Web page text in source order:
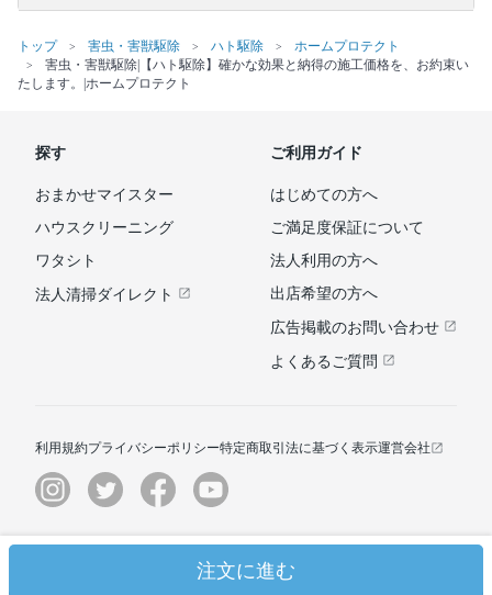
トップ 害虫・害獣駆除 ハト駆除
ホームプロテクト
害虫・害獣駆除|【ハト駆除】確かな効果と納得の施工価格を、お約束い
たします。|ホームプロテクト
注文に進む
探す
おまかせマイスター
ハウスクリーニング
ワタシト
法人清掃ダイレクト
ご利用ガイド
はじめての方へ
ご満足度保証について
法人利用の方へ
出店希望の方へ
広告掲載のお問い合わせ
よくあるご質問
利用規約プライバシーポリシー特定商取引法に基づく表示運営会社
© ユアマイスター株式会社